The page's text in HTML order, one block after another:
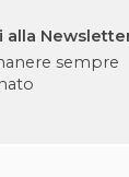
alla
sempre